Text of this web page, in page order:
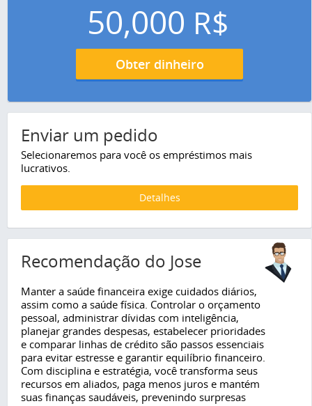
50,000 R$
Obter dinheiro
Enviar um pedido
Selecionaremos para você os empréstimos mais
lucrativos.
Detalhes
Recomendação do Jose
Manter a saúde financeira exige cuidados diários,
assim como a saúde física. Controlar o orçamento
pessoal, administrar dívidas com inteligência,
planejar grandes despesas, estabelecer prioridades
e comparar linhas de crédito são passos essenciais
para evitar estresse e garantir equilíbrio financeiro.
Com disciplina e estratégia, você transforma seus
recursos em aliados, paga menos juros e mantém
suas finanças saudáveis, prevenindo surpresas